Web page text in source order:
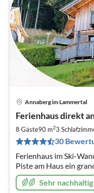
Annaberg im Lammertal
Ferienhaus direkt
8 Gäste90 m23
30
Ferienhaus im Ski-
Piste am Haus ein
WLAN, Pisten 160 km,
Lifte,Hallenbad/Sauna
Sehr nachhaltig